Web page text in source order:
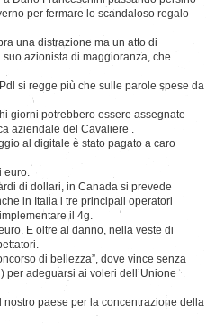
per fermare lo scandaloso regalo
una distrazione ma un atto di
azionista di maggioranza, che
si regge più che sulle parole spese da
giorni potrebbero essere assegnate
aziendale del Cavaliere .
al digitale è stato pagato a caro
euro.
di dollari, in Canada si prevede
in Italia i tre principali operatori
il 4g.
E oltre al danno, nella veste di
di bellezza”, dove vince senza
per adeguarsi ai voleri dell’Unione
paese per la concentrazione della